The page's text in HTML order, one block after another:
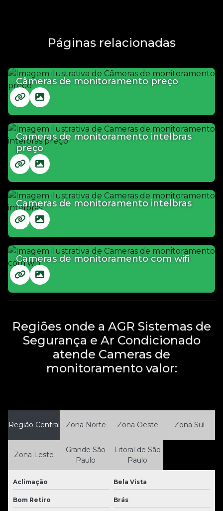
Páginas relacionadas
Câmeras de monitoramento preço
Cameras de monitoramento intelbras
preço
Cameras de monitoramento intelbras
Cameras de monitoramento com wifi
Regiões onde a AGR Sistemas de
Segurança e Ar Condicionado
atende Cameras de
monitoramento valor:
Região Central Zona Norte Zona Oeste Zona Sul
Zona Leste
Grande São
Paulo
Litoral de São
Paulo
Aclimação Bela Vista
Bom Retiro Brás